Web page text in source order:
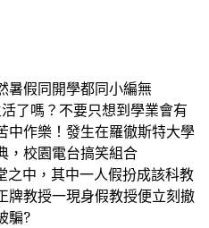
暑假同開學都同小編無
了嗎？不要只想到學業會有
中作樂！發生在羅徹斯特大學
，校園電台搞笑組合
中，其中一人假扮成該科教
牌教授一現身假教授便立刻撤
騙?